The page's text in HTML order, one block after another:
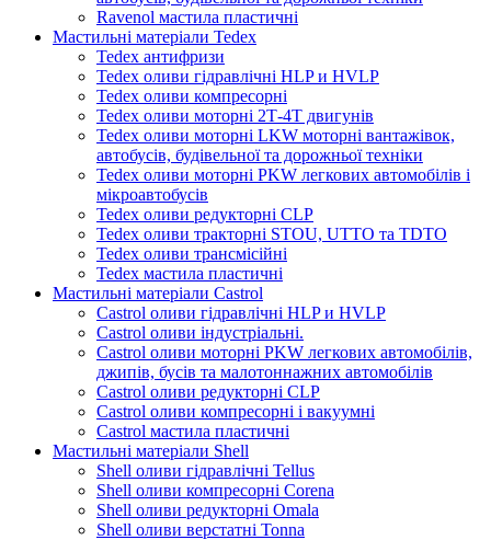
Ravenol мастила пластичні
Мастильні матеріали Tedex
Tedex антифризи
Tedex оливи гідравлічні HLP и HVLP
Tedex оливи компресорні
Tedex оливи моторні 2Т-4Т двигунів
Tedex оливи моторні LKW моторні вантажівок,
автобусів, будівельної та дорожньої техніки
Tedex оливи моторні PKW легкових автомобілів і
мікроавтобусів
Tedex оливи редукторні CLP
Tedex оливи тракторні STOU, UTTO та TDTO
Tedex оливи трансмісійні
Tedex мастила пластичні
Мастильні матеріали Castrol
Castrol оливи гідравлічні HLP и HVLP
Castrol оливи індустріальні.
Castrol оливи моторні PKW легкових автомобілів,
джипів, бусів та малотоннажних автомобілів
Castrol оливи редукторні CLP
Castrol оливи компресорні і вакуумні
Castrol мастила пластичні
Мастильні матеріали Shell
Shell оливи гідравлічні Tellus
Shell оливи компресорні Corena
Shell оливи редукторні Omala
Shell оливи верстатні Tonna